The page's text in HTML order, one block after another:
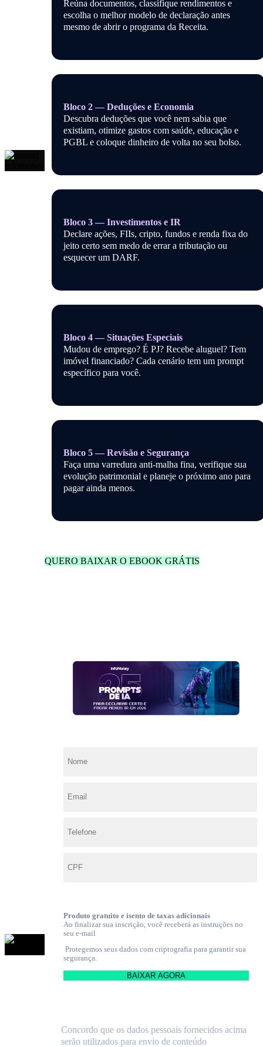
Reúna documentos, classifique rendimentos e
escolha o melhor modelo de declaração antes
mesmo de abrir o programa da Receita.
Bloco 2 — Deduções e Economia
Descubra deduções que você nem sabia que
existiam, otimize gastos com saúde, educação e
PGBL e coloque dinheiro de volta no seu bolso.
Bloco 3 — Investimentos e IR
Declare ações, FIIs, cripto, fundos e renda fixa do
jeito certo sem medo de errar a tributação ou
esquecer um DARF.
Bloco 4 — Situações Especiais
Mudou de emprego? É PJ? Recebe aluguel? Tem
imóvel financiado? Cada cenário tem um prompt
específico para você.
Bloco 5 — Revisão e Segurança
Faça uma varredura anti-malha fina, verifique sua
evolução patrimonial e planeje o próximo ano para
pagar ainda menos.
QUERO BAIXAR O EBOOK GRÁTIS
Produto gratuito e isento de taxas adicionais
Ao finalizar sua inscrição, você receberá as instruções no
seu e-mail
Protegemos seus dados com criptografia para garantir sua
segurança.
Concordo que os dados pessoais fornecidos acima
serão utilizados para envio de conteúdo